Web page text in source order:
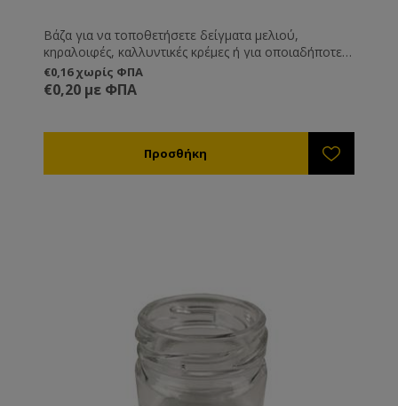
Βάζα για να τοποθετήσετε δείγματα μελιού,
κηραλοιφές, καλλυντικές κρέμες ή για οποιαδήποτε
άλλη χρήση εσείς επιθυμείτε.
€0,16 χωρίς ΦΠΑ
€0,20 με ΦΠΑ